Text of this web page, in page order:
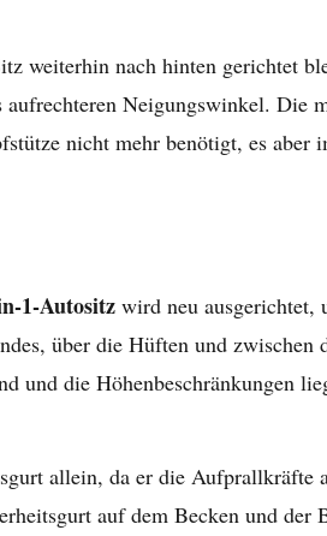
weiterhin nach hinten gerichtet
Neigungswinkel. Die
nicht mehr benötigt, es aber
1-Autositz wird neu ausgerichtet,
über die Hüften und zwischen
und die Höhenbeschränkungen
allein, da er die Aufprallkräfte
auf dem Becken und der